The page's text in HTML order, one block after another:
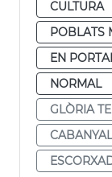
CULTURA
POBLATS
EN
NORMAL
GLÒRIA